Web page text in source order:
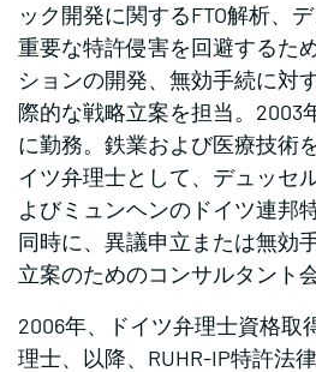
ック開発に関するFTO解析、
重要な特許侵害を回避するた
ションの開発、無効手続に対
際的な戦略立案を担当。2003
に勤務。鉄業および医療技術
イツ弁理士として、デュッセ
よびミュンヘンのドイツ連邦
同時に、異議申立または無効
立案のためのコンサルタント
2006年、ドイツ弁理士資格取
理士、以降、RUHR-IP特許法